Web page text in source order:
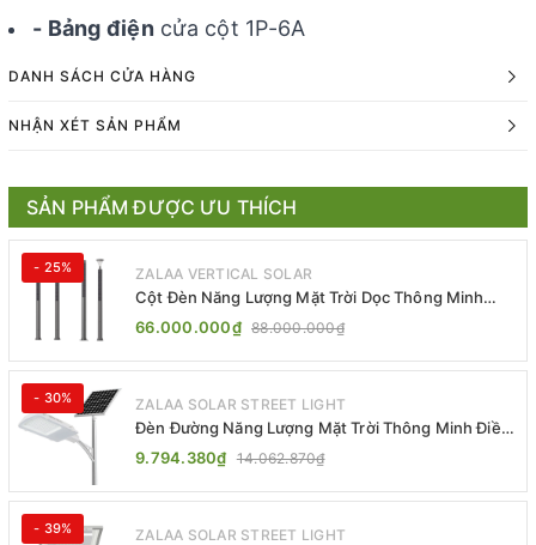
- Bảng điệncửa cột 1P-6A
DANH SÁCH CỬA HÀNG
NHẬN XÉT SẢN PHẨM
SẢN PHẨM ĐƯỢC ƯU THÍCH
- 25% ZALAA VERTICAL SOLAR
Cột Đèn Năng Lượng Mặt Trời Dọc Thông Minh
ZSR-YYDS-360 | ZALAA Jsc
66.000.000₫ 88.000.000₫
- 30% ZALAA SOLAR STREET LIGHT
Đèn Đường Năng Lượng Mặt Trời Thông Minh Điều
Khiển MPPT ZL-GMX01 ZALAA
9.794.380₫ 14.062.870₫
- 39% ZALAA SOLAR STREET LIGHT